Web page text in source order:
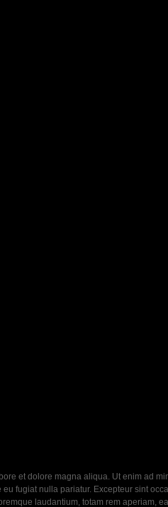
et dolore magna aliqua. Ut enim ad
fugiat nulla pariatur. Excepteur sint
laudantium, totam rem aperiam,